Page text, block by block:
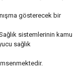
gösterecek bir
sistemlerinin kamu
sağlık